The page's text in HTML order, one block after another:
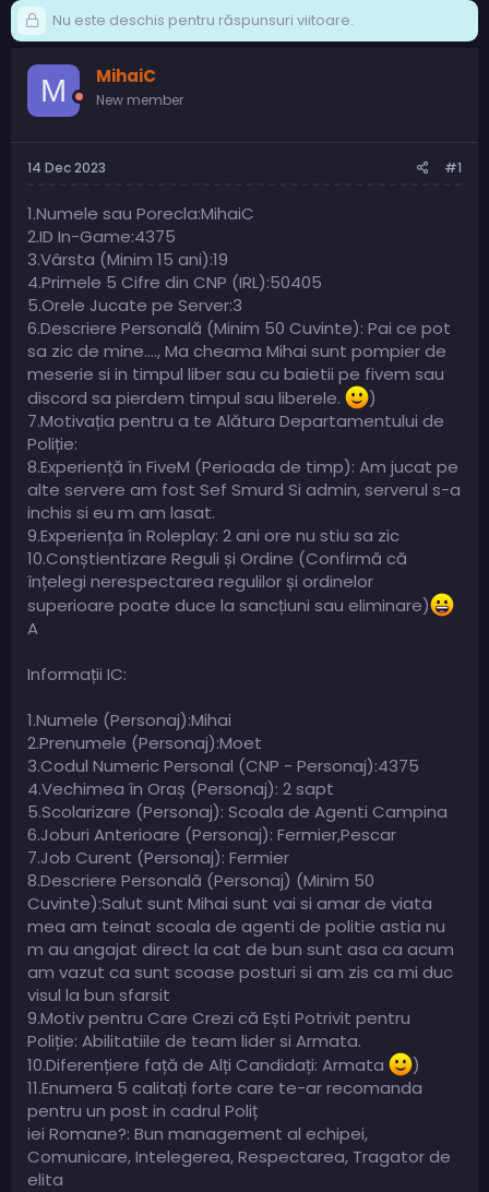
Nu este deschis pentru răspunsuri viitoare.
M MihaiC
New member
14 Dec 2023 #1
1.Numele sau Porecla:MihaiC
2.ID In-Game:4375
3.Vârsta (Minim 15 ani):19
4.Primele 5 Cifre din CNP (IRL):50405
5.Orele Jucate pe Server:3
6.Descriere Personală (Minim 50 Cuvinte): Pai ce pot
sa zic de mine...., Ma cheama Mihai sunt pompier de
meserie si in timpul liber sau cu baietii pe fivem sau
discord sa pierdem timpul sau liberele.
)
7.Motivația pentru a te Alătura Departamentului de
Poliție:
8.Experiență în FiveM (Perioada de timp): Am jucat pe
alte servere am fost Sef Smurd Si admin, serverul s-a
inchis si eu m am lasat.
9.Experiența în Roleplay: 2 ani ore nu stiu sa zic
10.Conștientizare Reguli și Ordine (Confirmă că
înțelegi nerespectarea regulilor și ordinelor
superioare poate duce la sancțiuni sau eliminare)
A
Informații IC:
1.Numele (Personaj):Mihai
2.Prenumele (Personaj):Moet
3.Codul Numeric Personal (CNP - Personaj):4375
4.Vechimea în Oraș (Personaj): 2 sapt
5.Scolarizare (Personaj): Scoala de Agenti Campina
6.Joburi Anterioare (Personaj): Fermier,Pescar
7.Job Curent (Personaj): Fermier
8.Descriere Personală (Personaj) (Minim 50
Cuvinte):Salut sunt Mihai sunt vai si amar de viata
mea am teinat scoala de agenti de politie astia nu
m au angajat direct la cat de bun sunt asa ca acum
am vazut ca sunt scoase posturi si am zis ca mi duc
visul la bun sfarsit
9.Motiv pentru Care Crezi că Ești Potrivit pentru
Poliție: Abilitatiile de team lider si Armata.
10.Diferențiere față de Alți Candidați: Armata
)
11.Enumera 5 calitați forte care te-ar recomanda
pentru un post in cadrul Poliț
iei Romane?: Bun management al echipei,
Comunicare, Intelegerea, Respectarea, Tragator de
elita